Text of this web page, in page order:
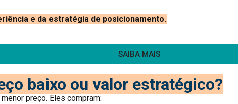
e da estratégia de posicionamento.
SAIBA MAIS
baixo ou valor estratégico?
preço. Eles compram: